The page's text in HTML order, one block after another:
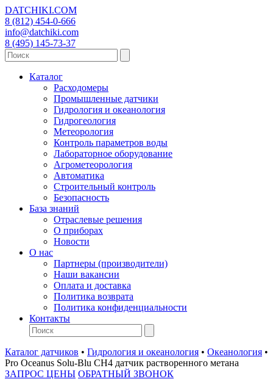
DATCHIKI.COM
8 (812) 454-0-666
info@datchiki.com
8 (495) 145-73-37
Каталог
Расходомеры
Промышленные датчики
Гидрология и океанология
Гидрогеология
Метеорология
Контроль параметров воды
Лабораторное оборудование
Агрометеорология
Автоматика
Строительный контроль
Безопасность
База знаний
Отраслевые решения
О приборах
Новости
О нас
Партнеры (производители)
Наши вакансии
Оплата и доставка
Политика возврата
Политика конфиденциальности
Контакты
Каталог датчиков • Гидрология и океанология • Океанология •
Pro Oceanus Solu-Blu CH4 датчик растворенного метана
ЗАПРОС ЦЕНЫ ОБРАТНЫЙ ЗВОНОК